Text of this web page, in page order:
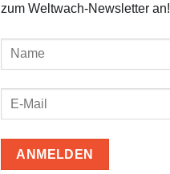
zum Weltwach-Newsletter an!